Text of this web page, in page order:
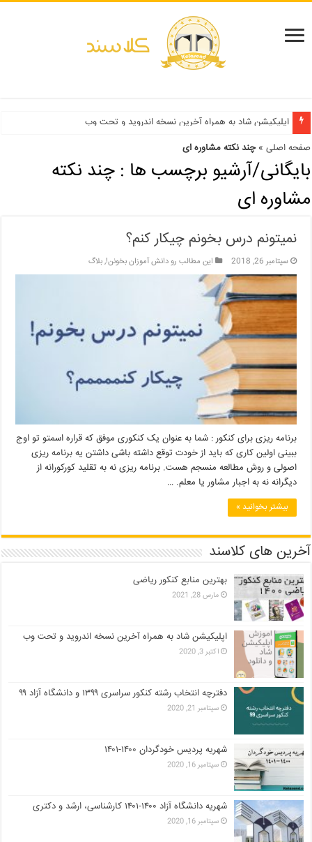
اپلیکیشن شاد به همراه آخرین نسخه اندروید و تحت وب
دفترچه انتخاب رشته کنکور سراسری ۱۳۹۹ و دانشگاه آزاد ۹۹
صفحه اصلی »چند نکته مشاوره ای
بایگانی/آرشیو برچسب ها :چند نکته
مشاوره ای
نمیتونم درس بخونم چیکار کنم؟
سپتامبر 26, 2018 این مطالب رو دانش آموزان بخونن!,بلاگ
برنامه ریزی برای کنکور : شما به عنوان یک کنکوری موفق که قراره اسمتو تو اوج
ببینی اولین کاری که باید از خودت توقع داشته باشی داشتن یه برنامه ریزی
اصولی و روش مطالعه منسجم هست. برنامه ریزی نه به تقلید کورکورانه از
دیگرانه نه به اجبار مشاور یا معلم. …
بیشتر بخوانید »
آخرین های کلاسند
بهترین منابع کنکور ریاضی
مارس 28, 2021
اپلیکیشن شاد به همراه آخرین نسخه اندروید و تحت وب
اکتبر 3, 2020
دفترچه انتخاب رشته کنکور سراسری ۱۳۹۹ و دانشگاه آزاد ۹۹
سپتامبر 21, 2020
شهریه پردیس خودگردان ۱۴۰۰-۱۴۰۱
سپتامبر 16, 2020
شهریه دانشگاه آزاد ۱۴۰۰-۱۴۰۱ کارشناسی، ارشد و دکتری
سپتامبر 16, 2020